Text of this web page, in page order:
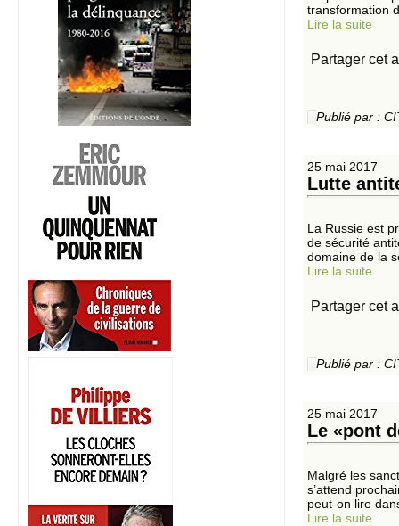
transformation
Lire la suite
Partager cet
Publié par :
25 mai 2017
Lutte
La Russie est
de sécurité
domaine de la
Lire la suite
Partager cet
Publié par :
25 mai 2017
Le «pont
Malgré les
s’attend
peut-on lire
Lire la suite